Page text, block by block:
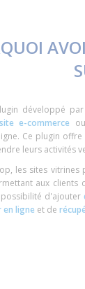
développé
e-commerce ou
Ce plugin offre
leurs activités
les sites
aux clients
d'ajouter
en ligne et de